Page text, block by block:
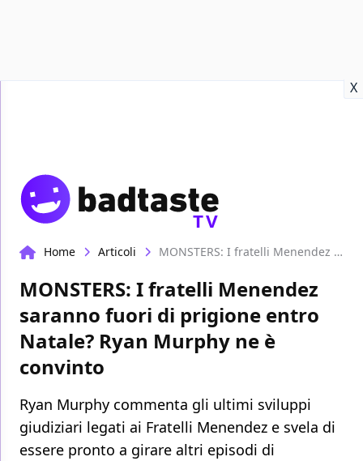
X
TV
Home Articoli MONSTERS: I fratelli Menendez saranno fuori di prigione entro Natale? Ryan Murphy ne è convinto
MONSTERS: I fratelli Menendez
saranno fuori di prigione entro
Natale? Ryan Murphy ne è
convinto
Ryan Murphy commenta gli ultimi sviluppi
giudiziari legati ai Fratelli Menendez e svela di
essere pronto a girare altri episodi di